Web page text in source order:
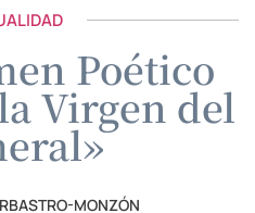
Poético
Virgen del
MONZÓN